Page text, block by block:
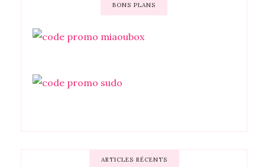
BONS PLANS
ARTICLES RÉCENTS